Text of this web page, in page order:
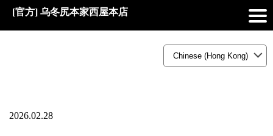
[官方] 乌冬尻本家西屋本店
2026.02.28